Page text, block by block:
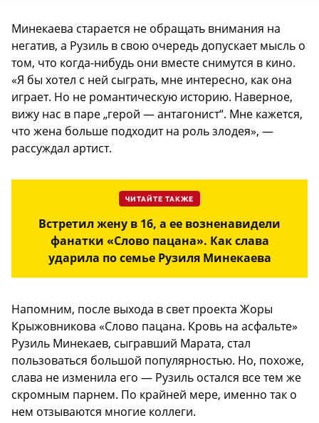
Минекаева старается не обращать внимания на
негатив, а Рузиль в свою очередь допускает мысль о
том, что когда-нибудь они вместе снимутся в кино.
«Я бы хотел с ней сыграть, мне интересно, как она
играет. Но не романтическую историю. Наверное,
вижу нас в паре „герой — антагонист“. Мне кажется,
что жена больше подходит на роль злодея», —
рассуждал артист.
ЧИТАЙТЕ ТАКЖЕ
Встретил жену в 16, а ее возненавидели
фанатки «Слово пацана». Как слава
ударила по семье Рузиля Минекаева
Напомним, после выхода в свет проекта Жоры
Крыжовникова «Слово пацана. Кровь на асфальте»
Рузиль Минекаев, сыгравший Марата, стал
пользоваться большой популярностью. Но, похоже,
слава не изменила его — Рузиль остался все тем же
скромным парнем. По крайней мере, именно так о
нем отзываются многие коллеги.